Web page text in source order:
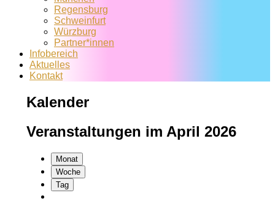
Regensburg
Schweinfurt
Würzburg
Partner*innen
Infobereich
Aktuelles
Kontakt
Kalender
Veranstaltungen im April 2026
Monat
Woche
Tag